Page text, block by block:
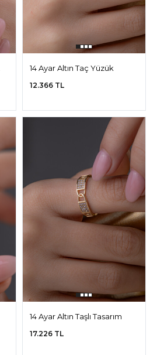
14 Ayar Altın Taç Yüzük
12.366 TL
14 Ayar Altın Taşlı Tasarım
17.226 TL